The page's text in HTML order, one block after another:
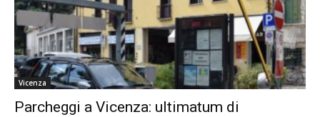
Vicenza
Parcheggi a Vicenza: ultimatum di